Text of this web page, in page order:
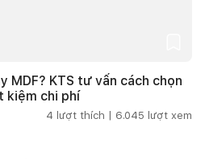
MDF? KTS tư vấn cách chọn
kiệm chi phí
4 lượt thích | 6.045 lượt xem